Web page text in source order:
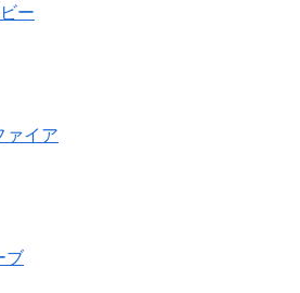
ー
ァイア
ブ